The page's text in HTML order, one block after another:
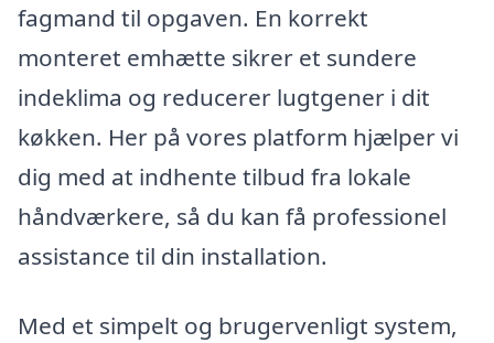
fagmand til opgaven. En korrekt
monteret emhætte sikrer et sundere
indeklima og reducerer lugtgener i dit
køkken. Her på vores platform hjælper vi
dig med at indhente tilbud fra lokale
håndværkere, så du kan få professionel
assistance til din installation.
Med et simpelt og brugervenligt system,